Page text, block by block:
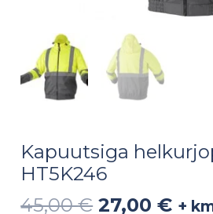
Kapuutsiga
HT5K246
45,00€ 27,00€ +